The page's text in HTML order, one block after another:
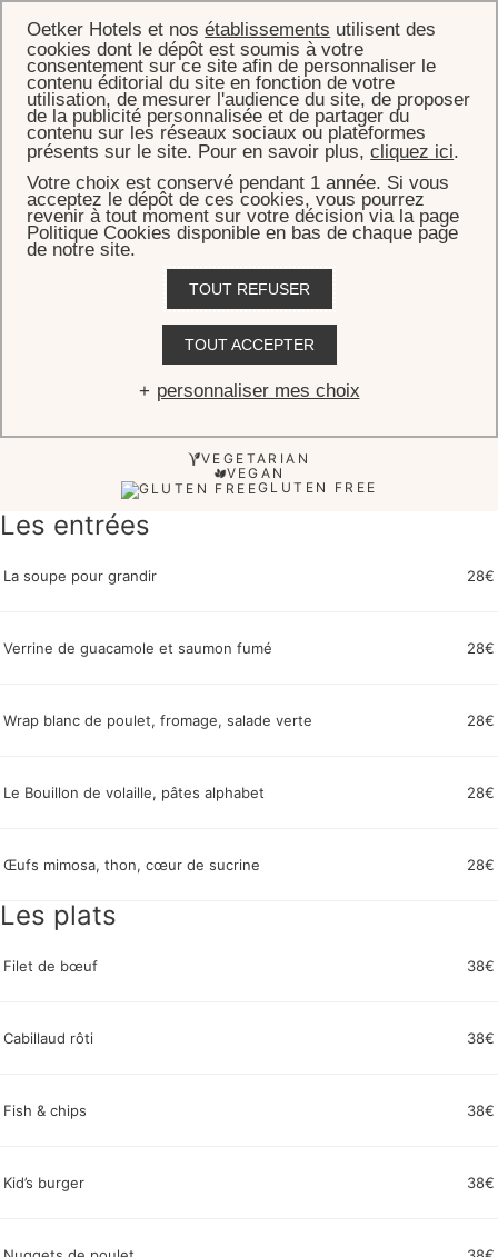
ACCUEIL L'APOGÉE CLUB KIDS MENU
L'Apogée Club kids menu
L'APOGÉE CLUB MENU L'APOGÉE CLUB KIDS MENU
LES ENTRÉES LES PLATS GARNITURES
VEGETARIAN
VEGAN
GLUTEN FREE
Les entrées
La soupe pour grandir 28€
Verrine de guacamole et saumon fumé 28€
Wrap blanc de poulet, fromage, salade verte 28€
Le Bouillon de volaille, pâtes alphabet 28€
Œufs mimosa, thon, cœur de sucrine 28€
Les plats
Filet de bœuf 38€
Cabillaud rôti 38€
Fish & chips 38€
Kid’s burger 38€
Oetker Hotels et nosétablissements utilisent des
cookies dont le dépôt est soumis à votre
consentement sur ce site afin de personnaliser le
contenu éditorial du site en fonction de votre
utilisation, de mesurer l'audience du site, de proposer
de la publicité personnalisée et de partager du
contenu sur les réseaux sociaux ou plateformes
présents sur le site. Pour en savoir plus,cliquez ici.
Votre choix est conservé pendant 1 année. Si vous
acceptez le dépôt de ces cookies, vous pourrez
revenir à tout moment sur votre décision via la page
Politique Cookies disponible en bas de chaque page
de notre site.
TOUT REFUSER
TOUT ACCEPTER
personnaliser mes choix